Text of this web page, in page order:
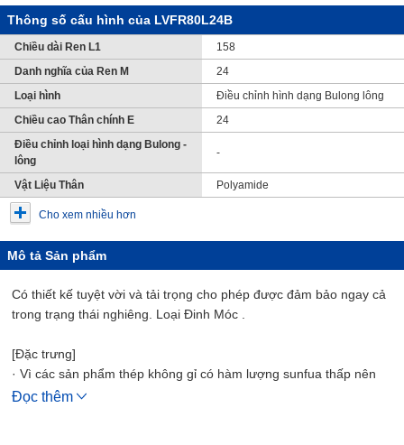
Thông số cấu hình của LVFR80L24B
Chiều dài Ren L1
158
Danh nghĩa của Ren M
24
Loại hình
Điều chỉnh hình dạng Bulong lông
Chiều cao Thân chính E
24
Điều chỉnh loại hình dạng Bulong -
lông
-
Vật Liệu Thân Polyamide
Cho xem nhiều hơn
Mô tả Sản phẩm
Có thiết kế tuyệt vời và tải trọng cho phép được đảm bảo ngay cả
trong trạng thái nghiêng. Loại Đinh Móc .
[Đặc trưng]
· Vì các sản phẩm thép không gỉ có hàm lượng sunfua thấp nên
chúng phù hợp cho các ứng dụng mà sự ăn mòn do thời tiết là
Đọc thêm